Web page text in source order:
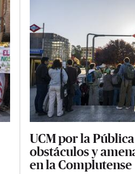
UCM por la
obstáculos y
en la Complutense